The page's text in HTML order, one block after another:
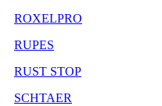
ROXELPRO
RUPES
RUST STOP
SCHTAER